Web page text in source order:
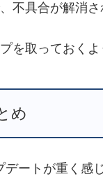
不具合が解消さ
を取っておくよ
め
ートが重く感